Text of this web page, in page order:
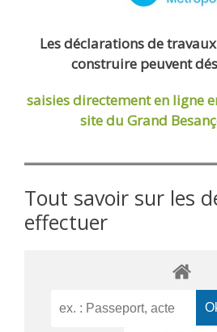
Les déclarations de
construire peuvent
saisies directement en ligne
site du Grand
Tout savoir sur les
effectuer